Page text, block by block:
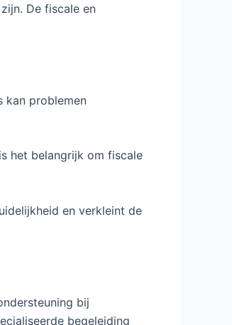
De fiscale en
kan problemen
het belangrijk om fiscale
en verkleint de
bij
begeleiding